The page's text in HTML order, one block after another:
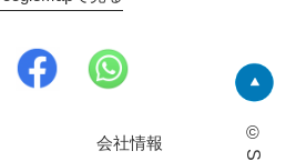
会社情報